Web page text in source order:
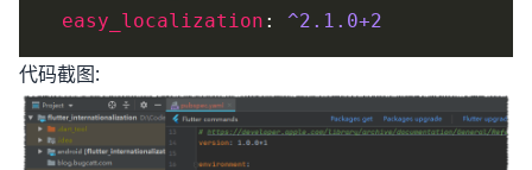
easy_localization : ^2.1.0+2
代码截图: